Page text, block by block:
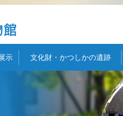
示 文化財・かつしかの遺跡